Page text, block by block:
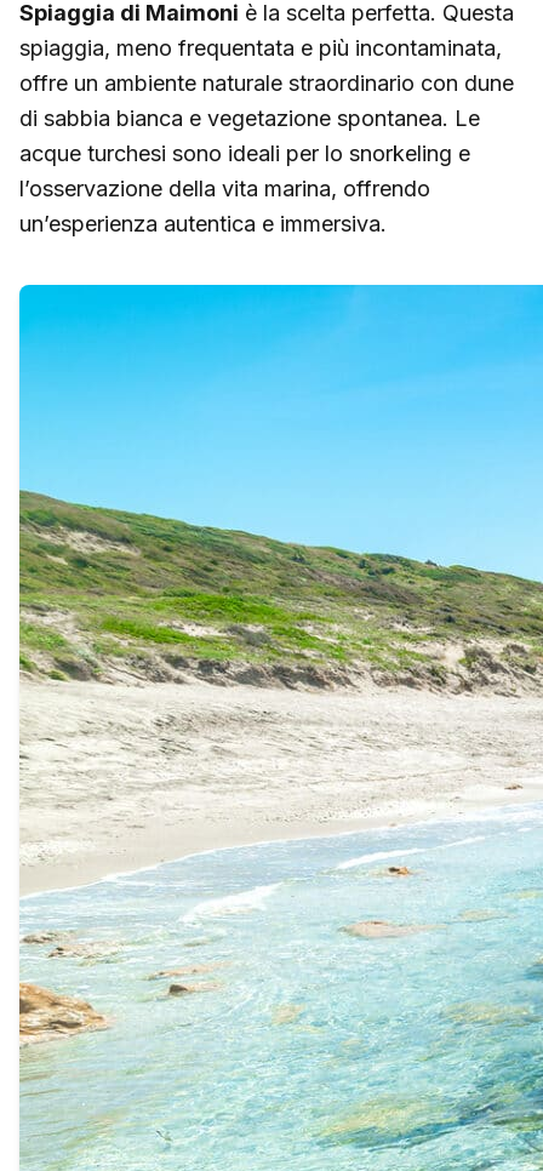
Spiaggia di Maimoni è la scelta perfetta. Questa
spiaggia, meno frequentata e più incontaminata,
offre un ambiente naturale straordinario con dune
di sabbia bianca e vegetazione spontanea. Le
acque turchesi sono ideali per lo snorkeling e
l’osservazione della vita marina, offrendo
un’esperienza autentica e immersiva.